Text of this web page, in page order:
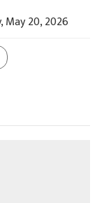
May 20, 2026